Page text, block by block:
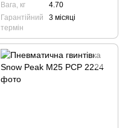
Вага, кг
4.70
Гарантійний
термін
3 місяці